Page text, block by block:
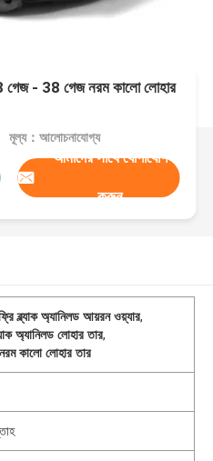
গেজ - 38 গেজ নরম কালো লোহার
মূল্য：আলোচনাযোগ্য
আমাদের সাথে যোগাযোগ
করুন
ব্ল্যাক অ্যানিলড আয়রন ওয়্যার,
অ্যানিলড লোহার তার,
কালো লোহার তার